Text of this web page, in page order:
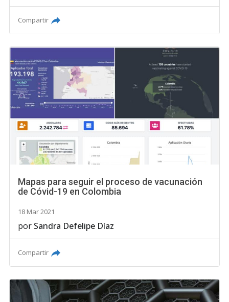
Compartir
Mapas para seguir el proceso de vacunación
de Cóvid-19 en Colombia
18 Mar 2021
por Sandra Defelipe Díaz
Compartir